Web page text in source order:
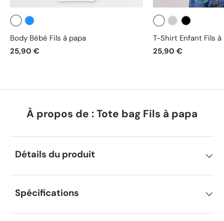
Blanc
Body Bébé Fils à papa
25,90 €
Blanc
T-Shirt Enfant Fils à
25,90 €
À propos de : Tote bag Fils à papa
Détails du produit
Spécifications